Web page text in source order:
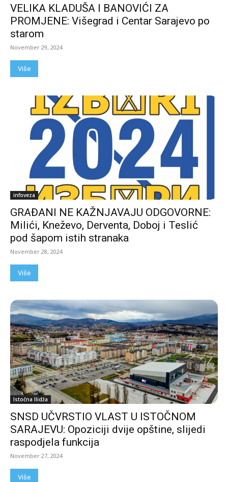
VELIKA KLADUŠA I BANOVIĆI ZA
PROMJENE: Višegrad i Centar Sarajevo po
starom
November 29, 2024
Više
infoveza
GRAĐANI NE KAŽNJAVAJU ODGOVORNE:
Milići, Kneževo, Derventa, Doboj i Teslić
pod šapom istih stranaka
November 28, 2024
Više
Istočna Ilidža
SNSD UČVRSTIO VLAST U ISTOČNOM
SARAJEVU: Opoziciji dvije opštine, slijedi
raspodjela funkcija
November 27, 2024
Više